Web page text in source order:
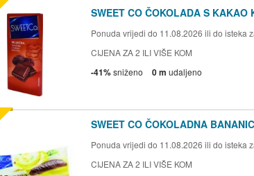
SWEET CO ČOKOLADA S KAKAO
Ponuda vrijedi do 11.08.2026 ili do isteka
CIJENA ZA 2 ILI VIŠE KOM
-41%sniženo 0 m udaljeno
SWEET CO ČOKOLADNA
Ponuda vrijedi do 11.08.2026 ili do isteka
CIJENA ZA 2 ILI VIŠE KOM